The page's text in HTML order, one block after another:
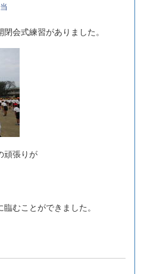
会式練習がありました。
頑張りが
むことができました。